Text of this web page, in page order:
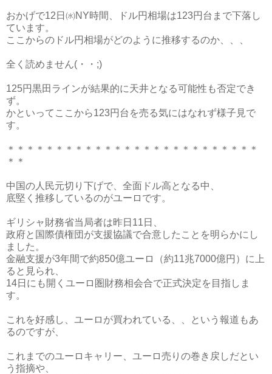
おかげで12日㈬NY時間、ドル円相場は123円台まで下落し
ています。
ここからのドル円相場がどのように推移するのか、、、
全く読めません(・・;)
125円黒田ラインが結果的に天井となる可能性も否定でき
ず。
かといってここから123円台を売る気にはなれず様子見で
す。
＊＊＊＊＊＊＊＊＊＊＊＊＊＊＊＊＊＊＊＊＊＊＊＊＊＊
＊＊
中国の人民元切り下げで、全面ドル高となる中、
底堅く推移しているのがユーロです。
ギリシャ財務省当局者は昨日11日、
政府と国際債権団が支援協議で合意したことを明らかにし
ました。
金融支援が3年間で約850億ユーロ（約11兆7000億円）に上
ると見られ、
14日にも開くユーロ圏財務相会合で正式決定を目指しま
す。
これを好感し、ユーロが買われている、、という報道もあ
るのですが、
これまでのユーロキャリー、ユーロ売りの巻き戻しだとい
う指摘や、